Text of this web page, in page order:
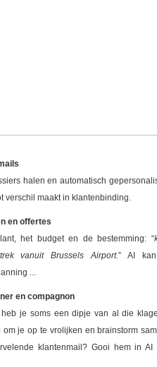
halen en automatisch
verschil maakt in klantenbinding.
en offertes
het budget en de bestemming: “
vanuit Brussels Airport.”AI
...
en compagnon
je soms een dipje van al die
om je op te vrolijken en brainstorm
klantenmail? Gooi hem in